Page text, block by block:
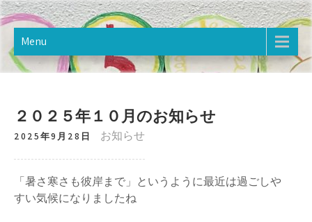
Skip
to
content樋野口こども館
2020年12月オープン。樋野口こども館のホームページです。
Menu
２０２５年１０月のお知らせ
2025年9月28日 お知らせ
「暑さ寒さも彼岸まで」というように最近は過ごしや
すい気候になりましたね